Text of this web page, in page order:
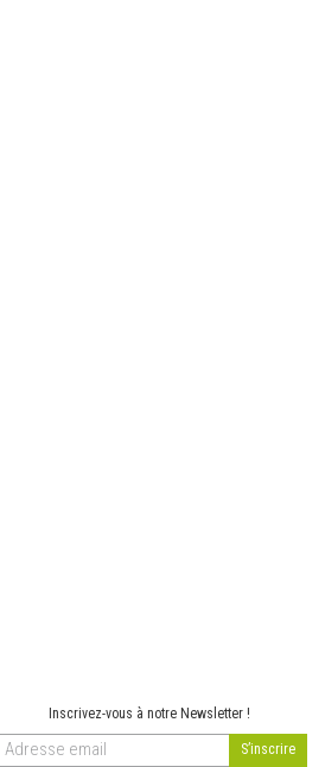
Inscrivez-vous à notre Newsletter !